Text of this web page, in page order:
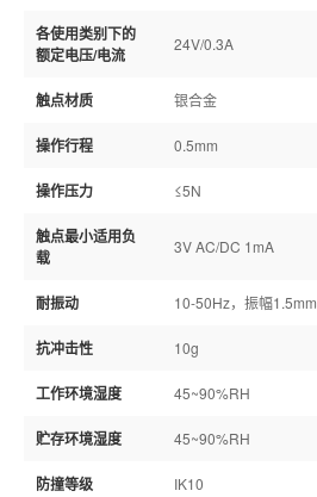
各使用类别下的
额定电压/电流
24V/0.3A
触点材质 银合金
操作行程 0.5mm
操作压力 ≤5N
触点最小适用负
载
3V AC/DC 1mA
耐振动 10-50Hz，振幅1.5mm
抗冲击性 10g
工作环境湿度 45~90%RH
贮存环境湿度 45~90%RH
防撞等级 IK10